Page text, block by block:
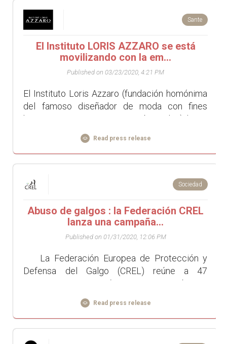
Sante
El Instituto LORIS AZZARO se está
movilizando con la em...
Published on 03/23/2020, 4:21 PM
El Instituto Loris Azzaro (fundación homónima
del famoso diseñador de moda con fines
humanitarios, caritativos y ambientales) lanzó
una operación de apoyo de &qu...
Read press release
Sociedad
Abuso de galgos : la Federación CREL
lanza una campaña...
Published on 01/31/2020, 12:06 PM
Defensa del Galgo (CREL) reúne a 47
asociaciones en 6 países, 12,000 miembros y
16 eurodiputados afi...
Read press release